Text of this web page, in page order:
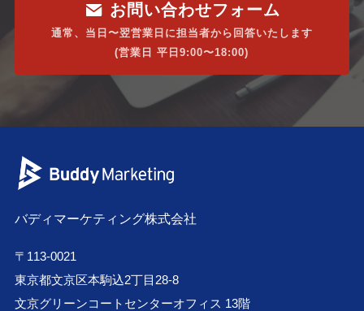
お問い合わせフォーム
通常、当日〜翌営業日に担当者から回答いたします
(営業日 平日9:00〜18:00)
バディマーケティング株式会社
〒113-0021
東京都文京区本駒込2丁目28-8
文京グリーンコートセンターオフィス 13階